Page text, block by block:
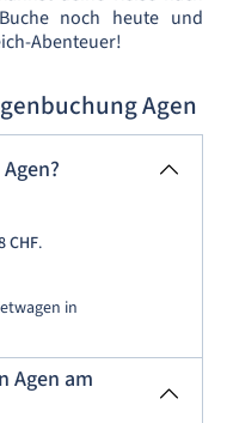
noch heute und
Abenteuer!
Agen
CHF.
in
Agen am